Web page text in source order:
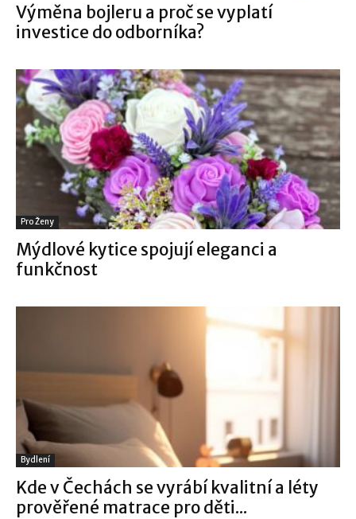
Výměna bojleru a proč se vyplatí
investice do odborníka?
Pro Ženy
Mýdlové kytice spojují eleganci a
funkčnost
Bydlení
Kde v Čechách se vyrábí kvalitní a léty
prověřené matrace pro děti...